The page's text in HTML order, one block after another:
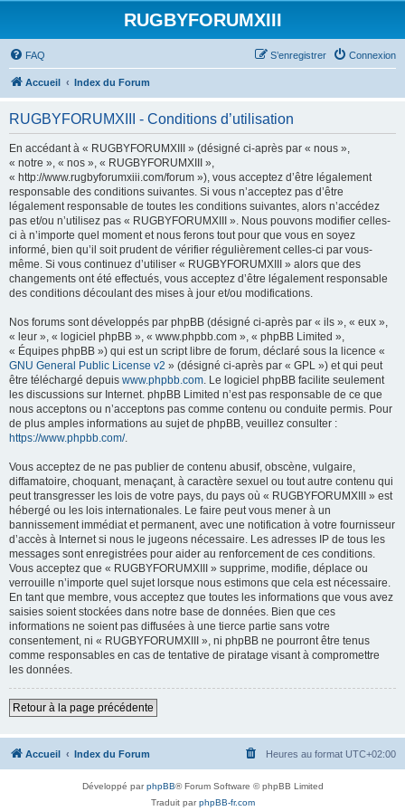
RUGBYFORUMXIII
FAQ Connexion
S’enregistrer
Accueil Index du Forum
RUGBYFORUMXIII - Conditions d’utilisation
En accédant à « RUGBYFORUMXIII » (désigné ci-après par « nous »,
« notre », « nos », « RUGBYFORUMXIII »,
« http://www.rugbyforumxiii.com/forum »), vous acceptez d’être légalement
responsable des conditions suivantes. Si vous n’acceptez pas d’être
légalement responsable de toutes les conditions suivantes, alors n’accédez
pas et/ou n’utilisez pas « RUGBYFORUMXIII ». Nous pouvons modifier celles-
ci à n’importe quel moment et nous ferons tout pour que vous en soyez
informé, bien qu’il soit prudent de vérifier régulièrement celles-ci par vous-
même. Si vous continuez d’utiliser « RUGBYFORUMXIII » alors que des
changements ont été effectués, vous acceptez d’être légalement responsable
des conditions découlant des mises à jour et/ou modifications.
Nos forums sont développés par phpBB (désigné ci-après par « ils », « eux »,
« leur », « logiciel phpBB », « www.phpbb.com », « phpBB Limited »,
« Équipes phpBB ») qui est un script libre de forum, déclaré sous la licence «
GNU General Public License v2 » (désigné ci-après par « GPL ») et qui peut
être téléchargé depuis www.phpbb.com. Le logiciel phpBB facilite seulement
les discussions sur Internet. phpBB Limited n’est pas responsable de ce que
nous acceptons ou n’acceptons pas comme contenu ou conduite permis. Pour
de plus amples informations au sujet de phpBB, veuillez consulter :
https://www.phpbb.com/.
Vous acceptez de ne pas publier de contenu abusif, obscène, vulgaire,
diffamatoire, choquant, menaçant, à caractère sexuel ou tout autre contenu qui
peut transgresser les lois de votre pays, du pays où « RUGBYFORUMXIII » est
hébergé ou les lois internationales. Le faire peut vous mener à un
bannissement immédiat et permanent, avec une notification à votre fournisseur
d’accès à Internet si nous le jugeons nécessaire. Les adresses IP de tous les
messages sont enregistrées pour aider au renforcement de ces conditions.
Vous acceptez que « RUGBYFORUMXIII » supprime, modifie, déplace ou
verrouille n’importe quel sujet lorsque nous estimons que cela est nécessaire.
En tant que membre, vous acceptez que toutes les informations que vous avez
saisies soient stockées dans notre base de données. Bien que ces
informations ne soient pas diffusées à une tierce partie sans votre
consentement, ni « RUGBYFORUMXIII », ni phpBB ne pourront être tenus
comme responsables en cas de tentative de piratage visant à compromettre
les données.
Retour à la page précédente
Accueil Index du Forum Heures au format UTC+02:00
Développé parphpBB® Forum Software © phpBB Limited
Traduit parphpBB-fr.com